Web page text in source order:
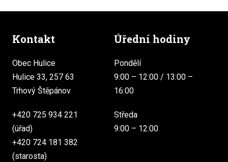
Kontakt
Obec Hulice
Hulice 33, 257 63
Trhový Štěpánov
+420 725 934 221
(úřad)
+420 724 181 382
(starosta)
Úřední hodiny
Pondělí
9:00 – 12:00 / 13:00 –
16:00
Středa
9:00 – 12:00